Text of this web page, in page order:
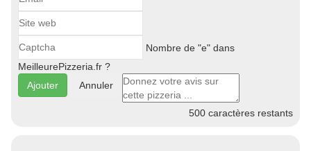
Nombre de "e" dans
MeilleurePizzeria.fr ?
Annuler
500 caractères restants